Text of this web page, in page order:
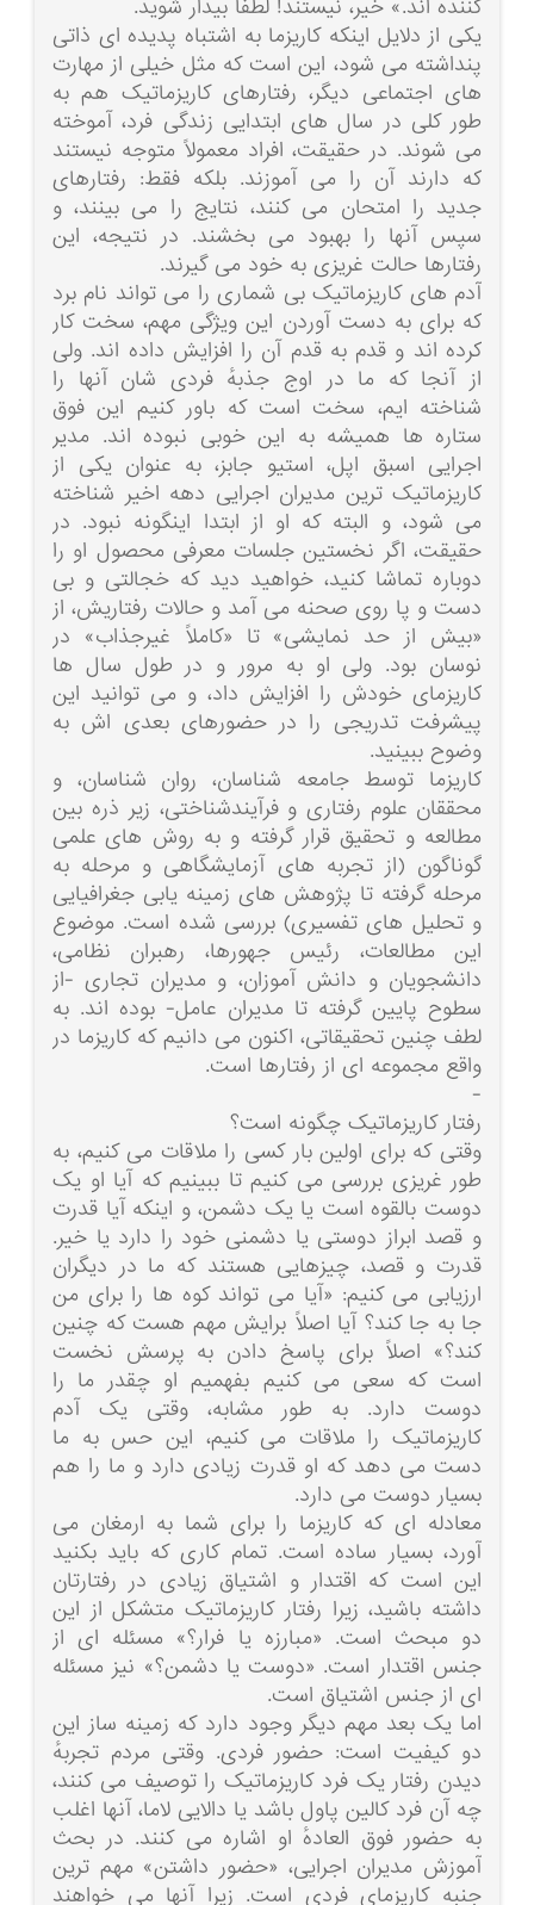
کننده اند.» خیر، نیستند! لطفاً بیدار شوید.
یکی از دلایل اینکه کاریزما به اشتباه پدیده ای ذاتی
پنداشته می شود، این است که مثل خیلی از مهارت
های اجتماعی دیگر، رفتارهای کاریزماتیک هم به
طور کلی در سال های ابتدایی زندگی فرد، آموخته
می شوند. در حقیقت، افراد معمولاً متوجه نیستند
که دارند آن را می آموزند. بلکه فقط: رفتارهای
جدید را امتحان می کنند، نتایج را می بینند، و
سپس آنها را بهبود می بخشند. در نتیجه، این
رفتارها حالت غریزی به خود می گیرند.
آدم های کاریزماتیک بی شماری را می تواند نام برد
که برای به دست آوردن این ویژگی مهم، سخت کار
کرده اند و قدم به قدم آن را افزایش داده اند. ولی
از آنجا که ما در اوج جذبهٔ فردی شان آنها را
شناخته ایم، سخت است که باور کنیم این فوق
ستاره ها همیشه به این خوبی نبوده اند. مدیر
اجرایی اسبق اپل، استیو جابز، به عنوان یکی از
کاریزماتیک ترین مدیران اجرایی دهه اخیر شناخته
می شود، و البته که او از ابتدا اینگونه نبود. در
حقیقت، اگر نخستین جلسات معرفی محصول او را
دوباره تماشا کنید، خواهید دید که خجالتی و بی
دست و پا روی صحنه می آمد و حالات رفتاریش، از
«بیش از حد نمایشی» تا «کاملاً غیرجذاب» در
نوسان بود. ولی او به مرور و در طول سال ها
کاریزمای خودش را افزایش داد، و می توانید این
پیشرفت تدریجی را در حضورهای بعدی اش به
وضوح ببینید.
کاریزما توسط جامعه شناسان، روان شناسان، و
محققان علوم رفتاری و فرآیندشناختی، زیر ذره بین
مطالعه و تحقیق قرار گرفته و به روش های علمی
گوناگون (از تجربه های آزمایشگاهی و مرحله به
مرحله گرفته تا پژوهش های زمینه یابی جغرافیایی
و تحلیل های تفسیری) بررسی شده است. موضوع
این مطالعات، رئیس جهورها، رهبران نظامی،
دانشجویان و دانش آموزان، و مدیران تجاری -از
سطوح پایین گرفته تا مدیران عامل- بوده اند. به
لطف چنین تحقیقاتی، اکنون می دانیم که کاریزما در
واقع مجموعه ای از رفتارها است.
-
رفتار کاریزماتیک چگونه است؟
وقتی که برای اولین بار کسی را ملاقات می کنیم، به
طور غریزی بررسی می کنیم تا ببینیم که آیا او یک
دوست بالقوه است یا یک دشمن، و اینکه آیا قدرت
و قصد ابراز دوستی یا دشمنی خود را دارد یا خیر.
قدرت و قصد، چیزهایی هستند که ما در دیگران
ارزیابی می کنیم: «آیا می تواند کوه ها را برای من
جا به جا کند؟ آیا اصلاً برایش مهم هست که چنین
کند؟» اصلاً برای پاسخ دادن به پرسش نخست
است که سعی می کنیم بفهمیم او چقدر ما را
دوست دارد. به طور مشابه، وقتی یک آدم
کاریزماتیک را ملاقات می کنیم، این حس به ما
دست می دهد که او قدرت زیادی دارد و ما را هم
بسیار دوست می دارد.
معادله ای که کاریزما را برای شما به ارمغان می
آورد، بسیار ساده است. تمام کاری که باید بکنید
این است که اقتدار و اشتیاق زیادی در رفتارتان
داشته باشید، زیرا رفتار کاریزماتیک متشکل از این
دو مبحث است. «مبارزه یا فرار؟» مسئله ای از
جنس اقتدار است. «دوست یا دشمن؟» نیز مسئله
ای از جنس اشتیاق است.
اما یک بعد مهم دیگر وجود دارد که زمینه ساز این
دو کیفیت است: حضور فردی. وقتی مردم تجربهٔ
دیدن رفتار یک فرد کاریزماتیک را توصیف می کنند،
چه آن فرد کالین پاول باشد یا دالایی لاما، آنها اغلب
به حضور فوق العادهٔ او اشاره می کنند. در بحث
آموزش مدیران اجرایی، «حضور داشتن» مهم ترین
جنبه کاریزمای فردی است. زیرا آنها می خواهند